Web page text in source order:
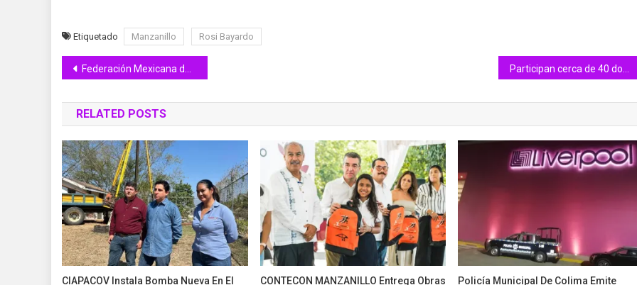
Etiquetado Manzanillo Rosi Bayardo
Navegación
de
entradas
Federación Mexicana de Futbol convoca a colimense Emiliano Magaña a Selección Sub15
RELATED POSTS
CIAPACOV Instala Bomba Nueva En El
CONTECON MANZANILLO Entrega Obras
Policía Municipal De Colima Emite